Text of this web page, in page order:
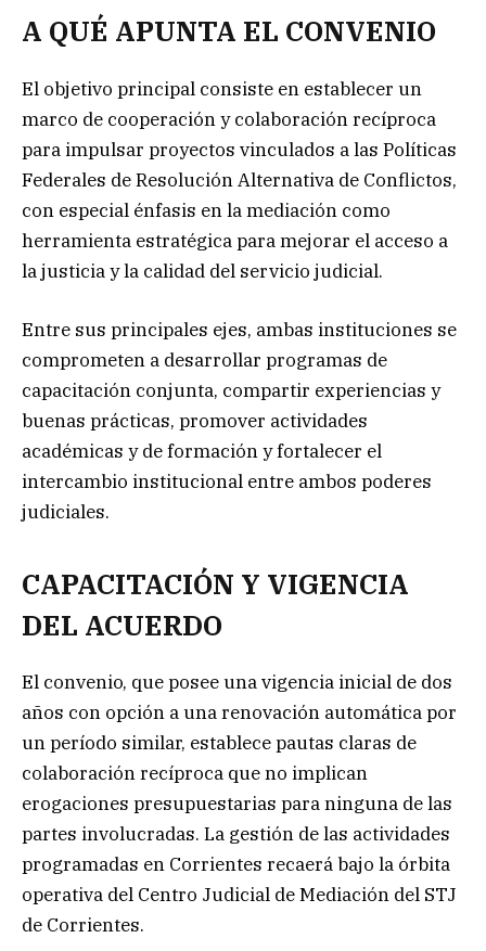
A QUÉ APUNTA EL CONVENIO
El objetivo principal consiste en establecer un
marco de cooperación y colaboración recíproca
para impulsar proyectos vinculados a las Políticas
Federales de Resolución Alternativa de Conflictos,
con especial énfasis en la mediación como
herramienta estratégica para mejorar el acceso a
la justicia y la calidad del servicio judicial.
Entre sus principales ejes, ambas instituciones se
comprometen a desarrollar programas de
capacitación conjunta, compartir experiencias y
buenas prácticas, promover actividades
académicas y de formación y fortalecer el
intercambio institucional entre ambos poderes
judiciales.
CAPACITACIÓN Y VIGENCIA
DEL ACUERDO
El convenio, que posee una vigencia inicial de dos
años con opción a una renovación automática por
un período similar, establece pautas claras de
colaboración recíproca que no implican
erogaciones presupuestarias para ninguna de las
partes involucradas. La gestión de las actividades
programadas en Corrientes recaerá bajo la órbita
operativa del Centro Judicial de Mediación del STJ
de Corrientes.